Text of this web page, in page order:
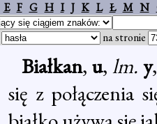
E F G H I J K L Ł M N
na stronie
Białkan, u,lm. y
się z połączenia